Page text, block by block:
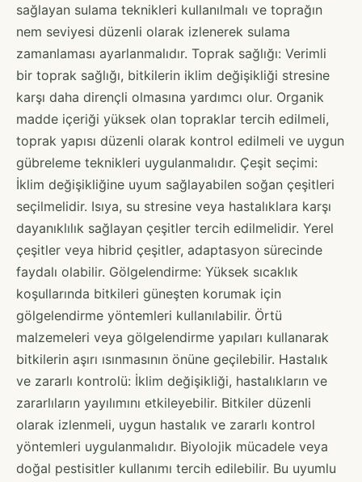
sağlayan sulama teknikleri kullanılmalı ve toprağın
nem seviyesi düzenli olarak izlenerek sulama
zamanlaması ayarlanmalıdır. Toprak sağlığı: Verimli
bir toprak sağlığı, bitkilerin iklim değişikliği stresine
karşı daha dirençli olmasına yardımcı olur. Organik
madde içeriği yüksek olan topraklar tercih edilmeli,
toprak yapısı düzenli olarak kontrol edilmeli ve uygun
gübreleme teknikleri uygulanmalıdır. Çeşit seçimi:
İklim değişikliğine uyum sağlayabilen soğan çeşitleri
seçilmelidir. Isıya, su stresine veya hastalıklara karşı
dayanıklılık sağlayan çeşitler tercih edilmelidir. Yerel
çeşitler veya hibrid çeşitler, adaptasyon sürecinde
faydalı olabilir. Gölgelendirme: Yüksek sıcaklık
koşullarında bitkileri güneşten korumak için
gölgelendirme yöntemleri kullanılabilir. Örtü
malzemeleri veya gölgelendirme yapıları kullanarak
bitkilerin aşırı ısınmasının önüne geçilebilir. Hastalık
ve zararlı kontrolü: İklim değişikliği, hastalıkların ve
zararlıların yayılımını etkileyebilir. Bitkiler düzenli
olarak izlenmeli, uygun hastalık ve zararlı kontrol
yöntemleri uygulanmalıdır. Biyolojik mücadele veya
doğal pestisitler kullanımı tercih edilebilir. Bu uyumlu